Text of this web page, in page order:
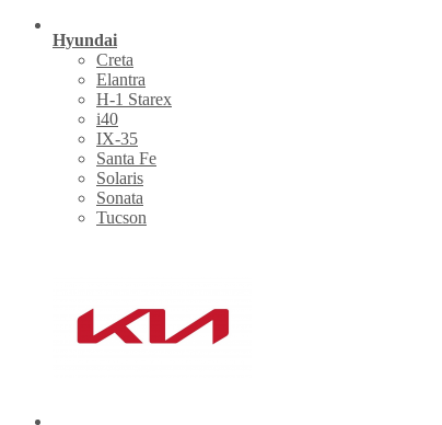
Hyundai
Creta
Elantra
H-1 Starex
i40
IX-35
Santa Fe
Solaris
Sonata
Tucson